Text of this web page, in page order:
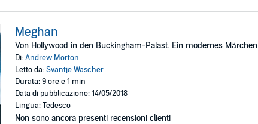
Meghan
Von Hollywood in den Buckingham-Palast. Ein modernes Märchen
Di:Andrew Morton
Letto da:Svantje Wascher
Durata: 9 ore e 1 min
Data di pubblicazione: 14/05/2018
Lingua: Tedesco
Non sono ancora presenti recensioni clienti